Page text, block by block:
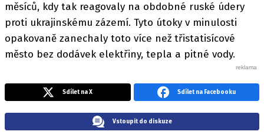
měsíců, kdy tak reagovaly na obdobné ruské údery
proti ukrajinskému zázemí. Tyto útoky v minulosti
opakovaně zanechaly toto více než třistatisícové
město bez dodávek elektřiny, tepla a pitné vody.
Sdílet na X Sdílet na Facebooku
Vstoupit do diskuze